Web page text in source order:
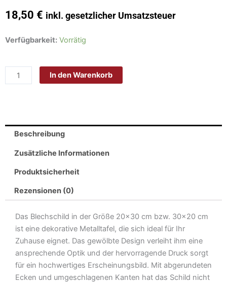
18,50 € inkl. gesetzlicher Umsatzsteuer
Verfügbarkeit: Vorrätig
Schild
-
Spruch
Knie
hier
kommt
Meister
Deko
Blechschild
Menge
In den Warenkorb
Beschreibung
Zusätzliche Informationen
Produktsicherheit
Rezensionen (0)
Das Blechschild in der Größe 20×30 cm bzw. 30×20 cm
ist eine dekorative Metalltafel, die sich ideal für Ihr
Zuhause eignet. Das gewölbte Design verleiht ihm eine
ansprechende Optik und der hervorragende Druck sorgt
für ein hochwertiges Erscheinungsbild. Mit abgerundeten
Ecken und umgeschlagenen Kanten hat das Schild nicht